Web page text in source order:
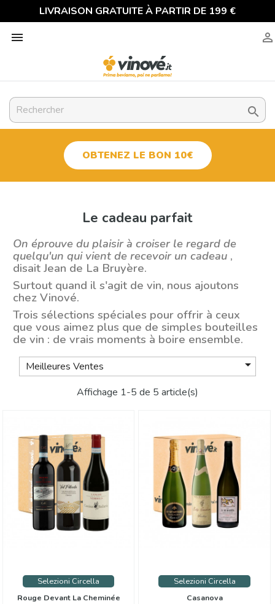
LIVRAISON GRATUITE À PARTIR DE 199 €
 

OBTENEZ LE BON 10€
Le cadeau parfait
On éprouve du plaisir à croiser le regard de
quelqu'un qui vient de recevoir un cadeau ,
disait Jean de La Bruyère.
Surtout quand il s'agit de vin, nous ajoutons
chez Vinové.
Trois sélections spéciales pour offrir à ceux
que vous aimez plus que de simples bouteilles
de vin : de vrais moments à boire ensemble.
Meilleures Ventes 
Affichage 1-5 de 5 article(s)
Selezioni Circella
Rouge Devant La Cheminée
Selezioni Circella
Casanova